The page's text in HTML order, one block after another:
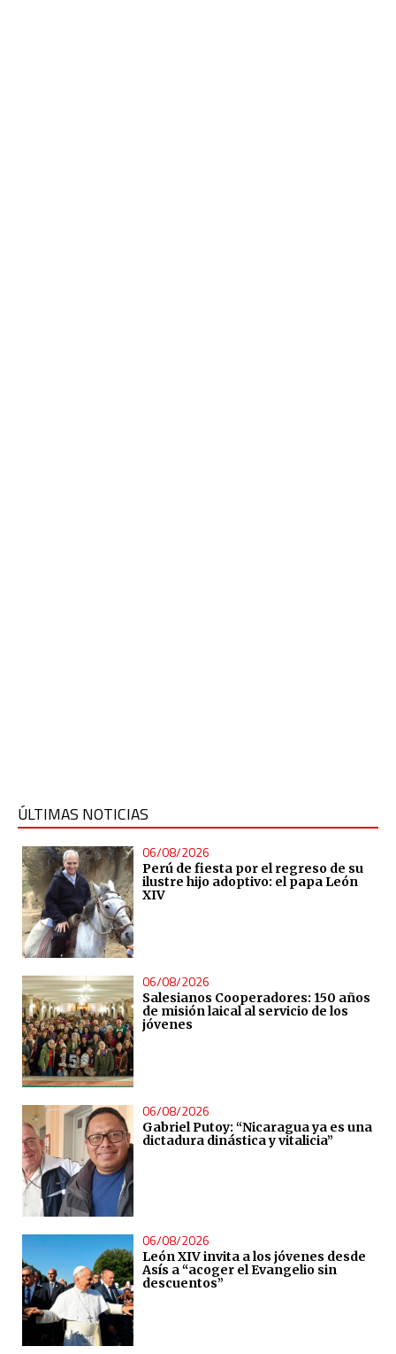
ÚLTIMAS NOTICIAS
06/08/2026
Perú de fiesta por el regreso de su
ilustre hijo adoptivo: el papa León
XIV
06/08/2026
Salesianos Cooperadores: 150 años
de misión laical al servicio de los
jóvenes
06/08/2026
Gabriel Putoy: “Nicaragua ya es una
dictadura dinástica y vitalicia”
06/08/2026
León XIV invita a los jóvenes desde
Asís a “acoger el Evangelio sin
descuentos”